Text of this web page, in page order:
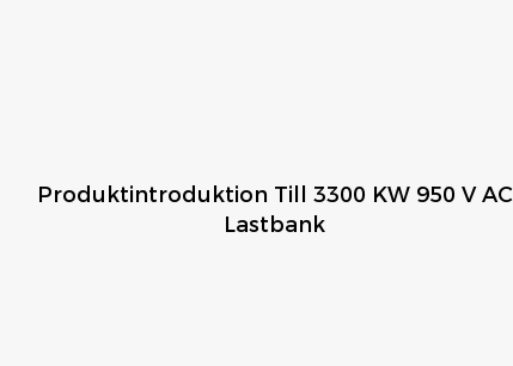
Produktintroduktion Till 3300 KW 950 V AC
Lastbank